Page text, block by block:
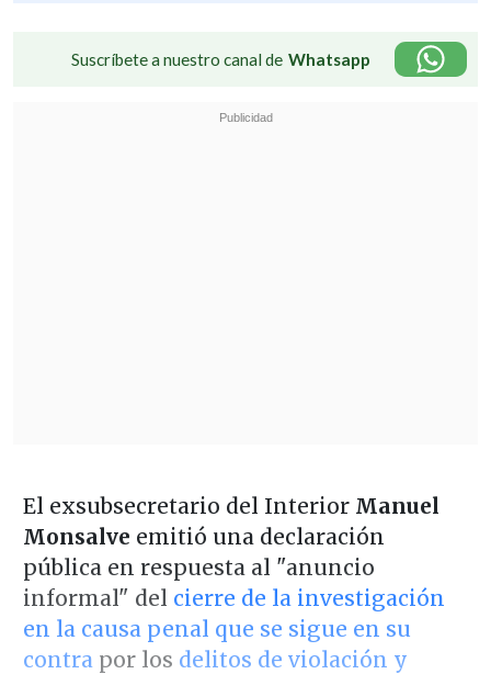
Suscríbete a nuestro canal de Whatsapp
El exsubsecretario del Interior Manuel
Monsalve emitió una declaración
pública en respuesta al "anuncio
informal" del cierre de la investigación
en la causa penal que se sigue en su
contra por los delitos de violación y